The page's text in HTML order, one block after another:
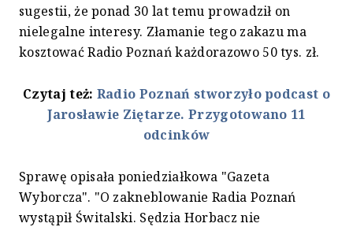
sugestii, że ponad 30 lat temu prowadził on
nielegalne interesy. Złamanie tego zakazu ma
kosztować Radio Poznań każdorazowo 50 tys. zł.
Czytaj też: Radio Poznań stworzyło podcast o
Jarosławie Ziętarze. Przygotowano 11
odcinków
Sprawę opisała poniedziałkowa "Gazeta
Wyborcza". "O zakneblowanie Radia Poznań
wystąpił Świtalski. Sędzia Horbacz nie